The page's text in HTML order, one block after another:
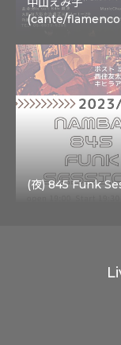
(cante/
(夜) 845 Funk